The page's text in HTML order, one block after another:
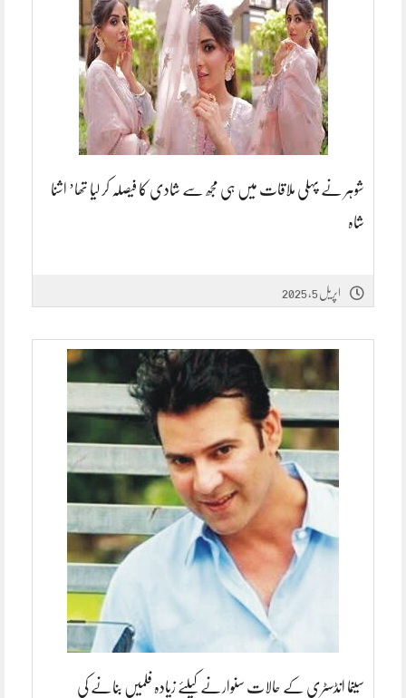
شوہر نے پہلی ملاقات میں ہی مجھ سے شادی کا فیصلہ کر لیا تھا’ اشنا
شاہ
اپریل 5, 2025
سینما انڈسٹری کے حالات سنوارنے کیلئے زیادہ فلمیں بنانے کی